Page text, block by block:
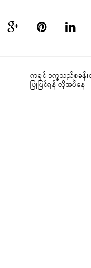
ကချင် ဒုက္ခသည်စခန်
ပြုပြင်ရန် လိုအပ်နေ